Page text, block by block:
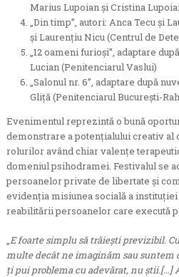
Marius Lupoian și Cristina
„Din timp”, autori: Anca Tecu și
și Laurențiu Nicu (Centrul de
„12 oameni furioși”, adaptare
Lucian (Penitenciarul Vaslui)
„Salonul nr. 6”, adaptare după
Gliță (Penitenciarul București-
Evenimentul reprezintă o bună
demonstrare a potențialului creativ
rolurilor având chiar valenţe
domeniul psihodramei. Festivalul se
persoanelor private de libertate și
evidenția misiunea socială a
reabilitării persoanelor care execută
E foarte simplu să trăieşti previzibil.
multe decât ne imaginăm sau suntem
ţi pui problema cu adevărat, nu ştii.[…]